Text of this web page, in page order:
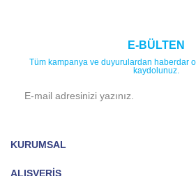
E-BÜLTEN
Tüm kampanya ve duyurulardan haberdar
kaydolunuz.
KURUMSAL
ALIŞVERİŞ